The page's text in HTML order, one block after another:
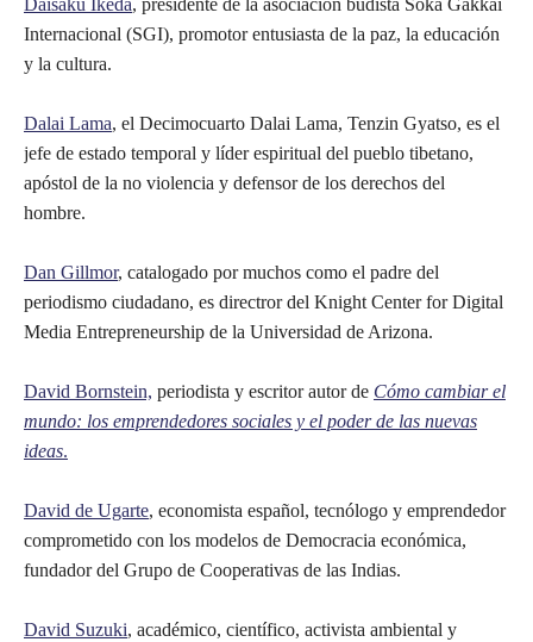
Daisaku Ikeda, presidente de la asociación budista Soka Gakkai
Internacional (SGI), promotor entusiasta de la paz, la educación
y la cultura.
Dalai Lama, el Decimocuarto Dalai Lama, Tenzin Gyatso, es el
jefe de estado temporal y líder espiritual del pueblo tibetano,
apóstol de la no violencia y defensor de los derechos del
hombre.
Dan Gillmor, catalogado por muchos como el padre del
periodismo ciudadano, es directror del Knight Center for Digital
Media Entrepreneurship de la Universidad de Arizona.
David Bornstein, periodista y escritor autor de Cómo cambiar el
mundo: los emprendedores sociales y el poder de las nuevas
ideas.
David de Ugarte, economista español, tecnólogo y emprendedor
comprometido con los modelos de Democracia económica,
fundador del Grupo de Cooperativas de las Indias.
David Suzuki, académico, científico, activista ambiental y